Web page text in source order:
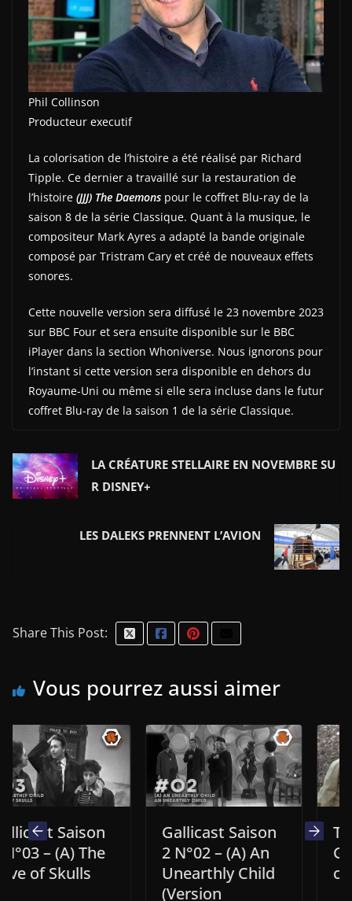
Phil Collinson
Producteur executif
La colorisation de l’histoire a été réalisé par Richard
Tipple. Ce dernier a travaillé sur la restauration de
l’histoire (JJJ) The Daemons pour le coffret Blu-ray de la
saison 8 de la série Classique. Quant à la musique, le
compositeur Mark Ayres a adapté la bande originale
composé par Tristram Cary et créé de nouveaux effets
sonores.
Cette nouvelle version sera diffusé le 23 novembre 2023
sur BBC Four et sera ensuite disponible sur le BBC
iPlayer dans la section Whoniverse. Nous ignorons pour
l’instant si cette version sera disponible en dehors du
Royaume-Uni ou même si elle sera incluse dans le futur
coffret Blu-ray de la saison 1 de la série Classique.
LA CRÉATURE STELLAIRE EN NOVEMBRE SU
R DISNEY+
LES DALEKS PRENNENT L’AVION
Share This Post:
Vous pourrez aussi aimer
The
Gallicast Saison
2 N°02 – (A) An
Unearthly Child
(Version
The War
Games…
couleurs !